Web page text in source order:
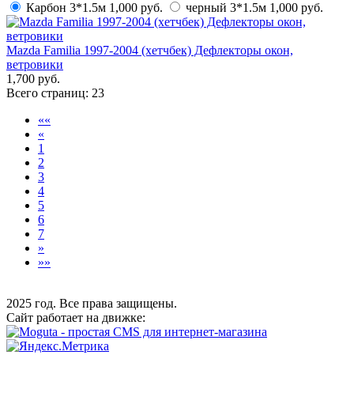
Карбон 3*1.5м 1,000 руб. черный 3*1.5м 1,000 руб.
Mazda Familia 1997-2004 (хетчбек) Дефлекторы окон,
ветровики
1,700 руб.
Всего страниц: 23
««
«
1
2
3
4
5
6
7
»
»»
2025 год. Все права защищены.
Сайт работает на движке: